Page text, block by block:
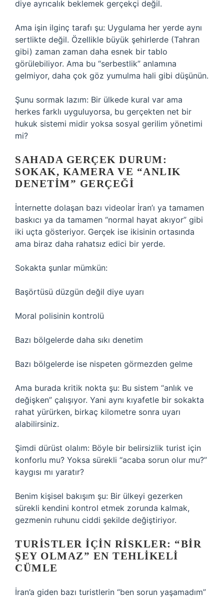
diye ayrıcalık beklemek gerçekçi değil.
Ama işin ilginç tarafı şu: Uygulama her yerde aynı
sertlikte değil. Özellikle büyük şehirlerde (Tahran
gibi) zaman zaman daha esnek bir tablo
görülebiliyor. Ama bu “serbestlik” anlamına
gelmiyor, daha çok göz yumulma hali gibi düşünün.
Şunu sormak lazım: Bir ülkede kural var ama
herkes farklı uyguluyorsa, bu gerçekten net bir
hukuk sistemi midir yoksa sosyal gerilim yönetimi
mi?
SAHADA GERÇEK DURUM:
SOKAK, KAMERA VE “ANLIK
DENETIM” GERÇEĞI
İnternette dolaşan bazı videolar İran’ı ya tamamen
baskıcı ya da tamamen “normal hayat akıyor” gibi
iki uçta gösteriyor. Gerçek ise ikisinin ortasında
ama biraz daha rahatsız edici bir yerde.
Sokakta şunlar mümkün:
Başörtüsü düzgün değil diye uyarı
Moral polisinin kontrolü
Bazı bölgelerde daha sıkı denetim
Bazı bölgelerde ise nispeten görmezden gelme
Ama burada kritik nokta şu: Bu sistem “anlık ve
değişken” çalışıyor. Yani aynı kıyafetle bir sokakta
rahat yürürken, birkaç kilometre sonra uyarı
alabilirsiniz.
Şimdi dürüst olalım: Böyle bir belirsizlik turist için
konforlu mu? Yoksa sürekli “acaba sorun olur mu?”
kaygısı mı yaratır?
Benim kişisel bakışım şu: Bir ülkeyi gezerken
sürekli kendini kontrol etmek zorunda kalmak,
gezmenin ruhunu ciddi şekilde değiştiriyor.
TURISTLER IÇIN RISKLER: “BIR
ŞEY OLMAZ” EN TEHLIKELI
CÜMLE
İran’a giden bazı turistlerin “ben sorun yaşamadım”